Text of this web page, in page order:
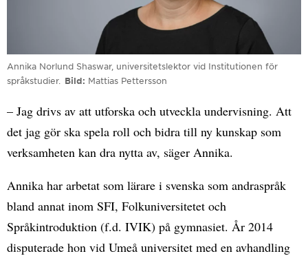
Annika Norlund Shaswar, universitetslektor vid Institutionen för
språkstudier. Bild Mattias Pettersson
– Jag drivs av att utforska och utveckla undervisning. Att
det jag gör ska spela roll och bidra till ny kunskap som
verksamheten kan dra nytta av, säger Annika.
Annika har arbetat som lärare i svenska som andraspråk
bland annat inom SFI, Folkuniversitetet och
Språkintroduktion (f.d. IVIK) på gymnasiet. År 2014
disputerade hon vid Umeå universitet med en avhandling